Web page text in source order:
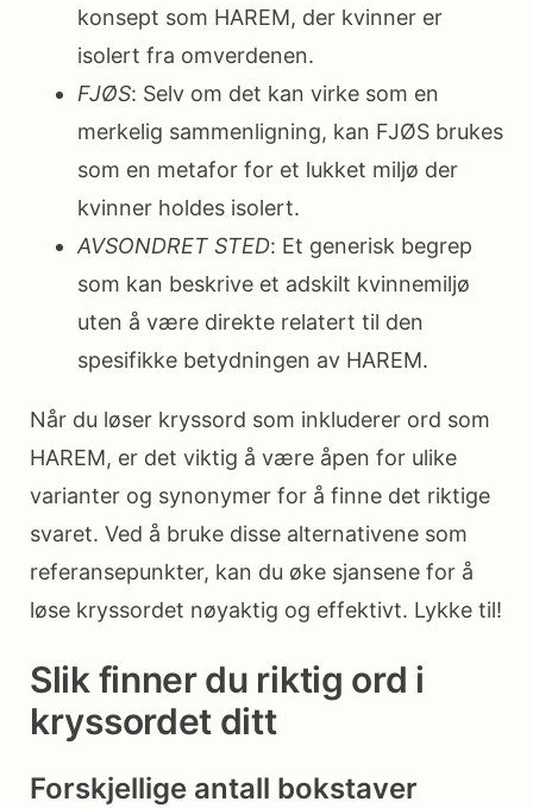
konsept som HAREM, der kvinner er
isolert fra omverdenen.
FJØS: Selv om det kan virke som en
merkelig sammenligning, kan FJØS brukes
som en metafor for et lukket miljø der
kvinner holdes isolert.
AVSONDRET STED: Et generisk begrep
som kan beskrive et adskilt kvinnemiljø
uten å være direkte relatert til den
spesifikke betydningen av HAREM.
Når du løser kryssord som inkluderer ord som
HAREM, er det viktig å være åpen for ulike
varianter og synonymer for å finne det riktige
svaret. Ved å bruke disse alternativene som
referansepunkter, kan du øke sjansene for å
løse kryssordet nøyaktig og effektivt. Lykke til!
Slik finner du riktig ord i
kryssordet ditt
Forskjellige antall bokstaver